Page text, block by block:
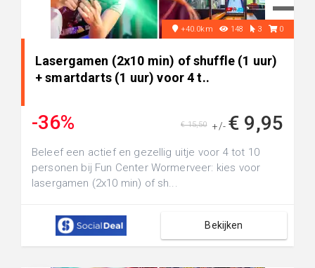
+40.0km 148 3 0
Lasergamen (2x10 min) of shuffle (1 uur)
+ smartdarts (1 uur) voor 4 t..
-36% +/- € 9,95
€ 15,50
Beleef een actief en gezellig uitje voor 4 tot 10
personen bij Fun Center Wormerveer: kies voor
lasergamen (2x10 min) of sh...
Bekijken